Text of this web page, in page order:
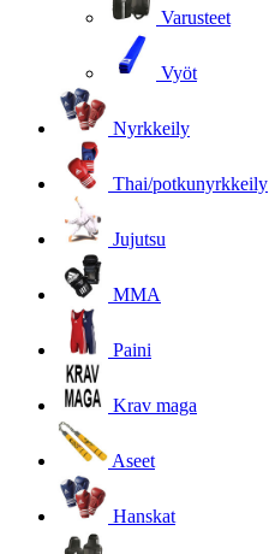
Varusteet
Vyöt
Nyrkkeily
Thai/potkunyrkkeily
Jujutsu
MMA
Paini
Krav maga
Aseet
Hanskat